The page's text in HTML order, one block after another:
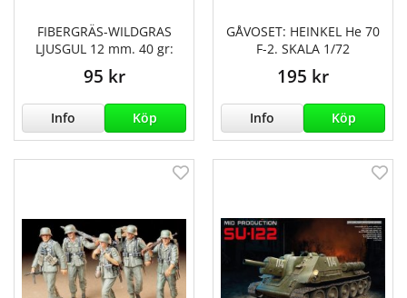
FIBERGRÄS-WILDGRAS
LJUSGUL 12 mm. 40 gr:
95 kr
Info Köp
GÅVOSET: HEINKEL He 70
F-2. SKALA 1/72
195 kr
Info Köp